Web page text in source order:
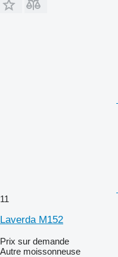
11
Laverda M152
Prix sur demande
Autre moissonneuse